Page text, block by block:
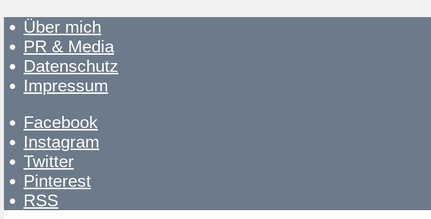
Über mich
PR & Media
Datenschutz
Impressum
Facebook
Instagram
Twitter
Pinterest
RSS